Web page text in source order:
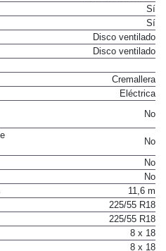
Resorte helicoidal
Sí
Sí
Disco ventilado
Cremallera
No
No
No
No
11,6 m
225/55 R18
225/55 R18
8 x 18